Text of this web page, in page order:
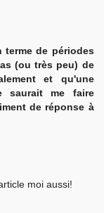
de périodes
(ou très peu) de
et qu'une
saurait me faire
de réponse à
moi aussi!